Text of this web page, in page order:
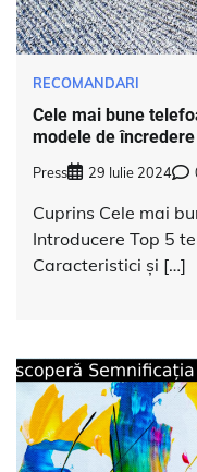
RECOMANDARI
Cele mai bune
modele de încredere
Press 29 Iulie 2024
Cuprins Cele mai
Introducere Top 5
Caracteristici și […]